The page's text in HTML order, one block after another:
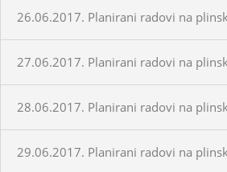
26.06.2017. Planirani radovi na
27.06.2017. Planirani radovi na
28.06.2017. Planirani radovi na
29.06.2017. Planirani radovi na